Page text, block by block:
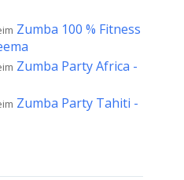
Zumba 100 % Fitness
Zumba Party Africa -
Zumba Party Tahiti -